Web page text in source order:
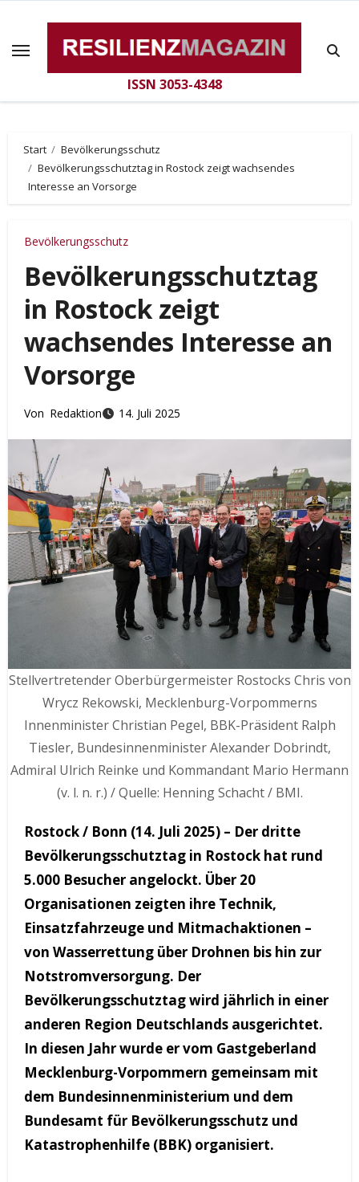
springen
ISSN 3053-4348
Start
Bevölkerungsschutz
Bevölkerungsschutztag in Rostock zeigt wachsendes
Interesse an Vorsorge
Bevölkerungsschutz
Bevölkerungsschutztag
in Rostock zeigt
wachsendes Interesse an
Vorsorge
Von Redaktion 14. Juli 2025
Stellvertretender Oberbürgermeister Rostocks Chris von
Wrycz Rekowski, Mecklenburg-Vorpommerns
Innenminister Christian Pegel, BBK-Präsident Ralph
Tiesler, Bundesinnenminister Alexander Dobrindt,
Admiral Ulrich Reinke und Kommandant Mario Hermann
(v. l. n. r.) / Quelle: Henning Schacht / BMI.
Rostock / Bonn (14. Juli 2025) – Der dritte
Bevölkerungsschutztag in Rostock hat rund
5.000 Besucher angelockt. Über 20
Organisationen zeigten ihre Technik,
Einsatzfahrzeuge und Mitmachaktionen –
von Wasserrettung über Drohnen bis hin zur
Notstromversorgung. Der
Bevölkerungsschutztag wird jährlich in einer
anderen Region Deutschlands ausgerichtet.
In diesen Jahr wurde er vom Gastgeberland
Mecklenburg-Vorpommern gemeinsam mit
dem Bundesinnenministerium und dem
Bundesamt für Bevölkerungsschutz und
Katastrophenhilfe (BBK) organisiert.